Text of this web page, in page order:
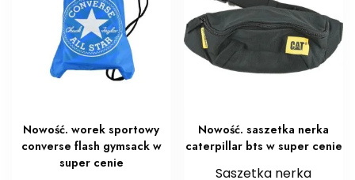
Nowość. worek sportowy
converse flash gymsack w
super cenie
Nowość. saszetka nerka
caterpillar bts w super cenie
Saszetka nerka